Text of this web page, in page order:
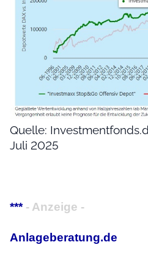
Quelle:
Juli 2025
*** - Anzeige -
Anlageberatung.de